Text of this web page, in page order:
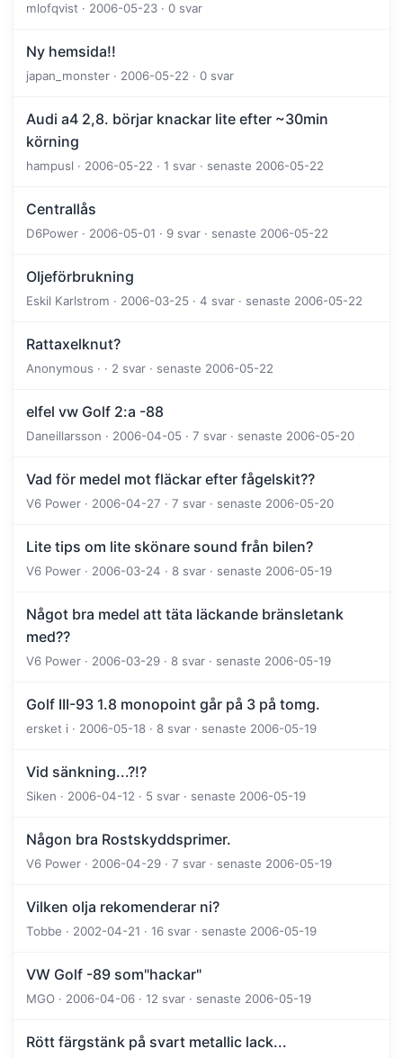
mlofqvist · 2006-05-23 · 0 svar
Ny hemsida!!
japan_monster · 2006-05-22 · 0 svar
Audi a4 2,8. börjar knackar lite efter ~30min
körning
hampusl · 2006-05-22 · 1 svar · senaste 2006-05-22
Centrallås
D6Power · 2006-05-01 · 9 svar · senaste 2006-05-22
Oljeförbrukning
Eskil Karlstrom · 2006-03-25 · 4 svar · senaste 2006-05-22
Rattaxelknut?
Anonymous · · 2 svar · senaste 2006-05-22
elfel vw Golf 2:a -88
Daneillarsson · 2006-04-05 · 7 svar · senaste 2006-05-20
Vad för medel mot fläckar efter fågelskit??
V6 Power · 2006-04-27 · 7 svar · senaste 2006-05-20
Lite tips om lite skönare sound från bilen?
V6 Power · 2006-03-24 · 8 svar · senaste 2006-05-19
Något bra medel att täta läckande bränsletank
med??
V6 Power · 2006-03-29 · 8 svar · senaste 2006-05-19
Golf III-93 1.8 monopoint går på 3 på tomg.
ersket i · 2006-05-18 · 8 svar · senaste 2006-05-19
Vid sänkning...?!?
Siken · 2006-04-12 · 5 svar · senaste 2006-05-19
Någon bra Rostskyddsprimer.
V6 Power · 2006-04-29 · 7 svar · senaste 2006-05-19
Vilken olja rekomenderar ni?
Tobbe · 2002-04-21 · 16 svar · senaste 2006-05-19
VW Golf -89 som"hackar"
MGO · 2006-04-06 · 12 svar · senaste 2006-05-19
Rött färgstänk på svart metallic lack...